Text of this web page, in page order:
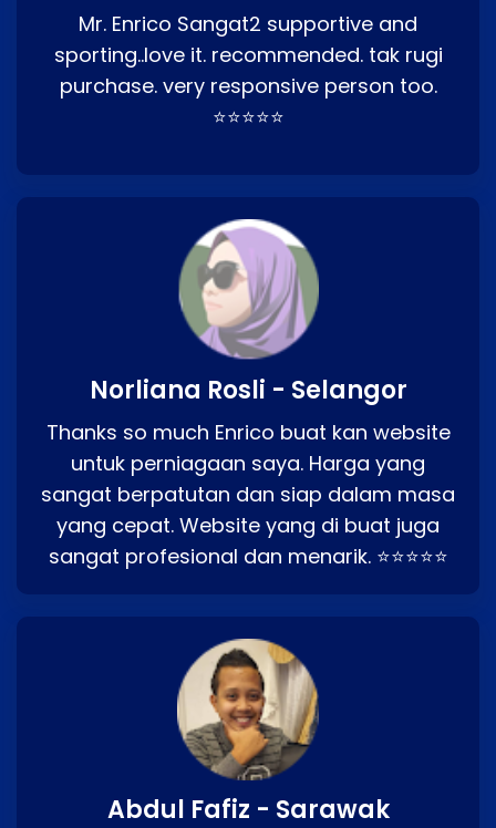
Mr. Enrico Sangat2 supportive and
sporting..love it. recommended. tak rugi
purchase. very responsive person too.
⭐⭐⭐⭐⭐
Norliana Rosli - Selangor
Thanks so much Enrico buat kan website
untuk perniagaan saya. Harga yang
sangat berpatutan dan siap dalam masa
yang cepat. Website yang di buat juga
sangat profesional dan menarik. ⭐⭐⭐⭐⭐
Abdul Fafiz - Sarawak